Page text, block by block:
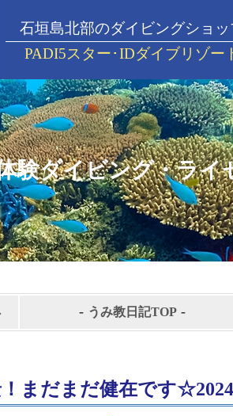
石垣島北部のダイビングショッ
PADI5スター･IDダイブリゾー
験ダイビング・ライ
- うみ教日記TOP -
まだまだ健在です